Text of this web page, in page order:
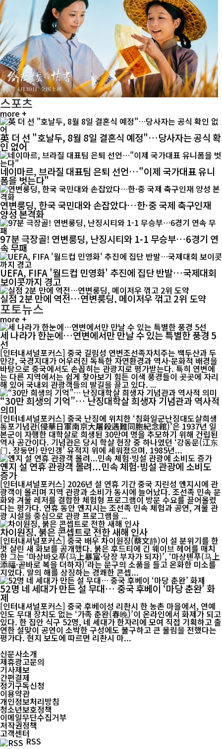
스포츠
more +
英 더 선 "호날두, 8월 8일 결혼식 예정"…당사자는 공식 확
인 없어
네이마르, 브라질 대표팀 은퇴 선언…"이제 국가대표 유니
폼을 벗는다"
연변룽딩, 한국 국민대와 손잡았다…한·중 국제 축구인재
양성 본격화
97분 극장골! 연변룽딩, 난징시티와 1-1 무승부…6경기 연
속 무패
UEFA, FIFA '월드컵 민영화' 추진에 집단 반발…국제대회
보이콧까지 경고
실점 2분 만에 역전…연변룽딩, 메이저우 꺾고 2위 도약
포토뉴스
more +
세 나라가 한눈에…연변에서만 만날 수 있는 특별한 풍경 5
선
[인터내셔널포커스] 중국 길림성 연변조선족자치주는 백두산과 두
만강, 국경지대가 어우러진 독특한 자연환경과 역사·문화적 배경을
바탕으로 중국에서도 손꼽히는 관광지로 평가받는다. 특히 연변에
는 다른 지역에서는 쉽게 찾아보기 힘든 이색 풍경들이 곳곳에 자리
해 있어 국내외 관광객들의 발길을 끌고 있다. ...
“30만 희생의 기억”… 난징대학살 희생자 기념관과 역사적
의미
[인터네셔널포커스] 중국 난징에 위치한 ‘침화일군난징대도살희생
동포기념관(侵華日軍南京大屠殺遇難同胞紀念館)’은 1937년 일
본군이 자행한 대학살로 희생된 30만여 명을 추모하기 위해 건립된
역사 공간이다. 기념관은 당시 학살 현장 중 하나였던 ‘강동문(江东
门, 장둥먼) 만인갱’ 유적지 위에 세워졌으며, 1985년...
옌지 설 연휴 관광객 몰려...민속 체험·빙설 관광에 소비도
증가
[인터내셔널포커스] 2026년 설 연휴 기간 중국 지린성 옌지시에 관
광객이 몰리며 지역 관광과 소비가 동시에 늘어났다. 조선족 민속 문
화와 겨울 레저를 결합한 체험형 프로그램이 방문 수요를 끌어올렸
다는 평가다. 연휴 동안 옌지시는 조선족 민속 체험과 공연, 겨울 관
광 시설을 중심으로 관광 프로그램을 ...
차이원징, 붉은 콘셉트로 전한 새해 인사
[인터내셔널포커스] 중국 배우 차이원징(蔡文静)이 설 분위기를 한
껏 살린 새 화보를 공개했다. 붉은 후드티에 긴 웨이브 헤어를 매치
한 그는 ‘마상바오푸(马上暴富·당장 부자가 되자)’, ‘마상톈푸(马上
添福·곧바로 복을 더하자)’라는 문구의 소품을 들고 온화한 미소를
지었다. 말의 해를 상징하는 경쾌한 콘셉...
52명 네 세대가 만든 설 무대… 중국 후베이 ‘마당 춘완’ 화
제
[인터내셔널포커스] 중국 후베이성 리촨시 한 농촌 마을에서, 연예
인도 무대 장치도 없는 ‘가족 춘완(春晚)’이 온라인에서 화제가 되고
있다. 한 집안 식구 52명, 네 세대가 한자리에 모여 직접 기획하고 출
연한 설맞이 공연이 소박한 구성에도 불구하고 큰 울림을 전했다는
평가다. 현지 보도에 따르면 리촨시 마...
신문사소개
제휴광고문의
기사제보
간편결제
정기구독신청
이용약관
개인정보처리방침
청소년보호정책
이메일무단수집거부
저작권정책
고객센터
RSS